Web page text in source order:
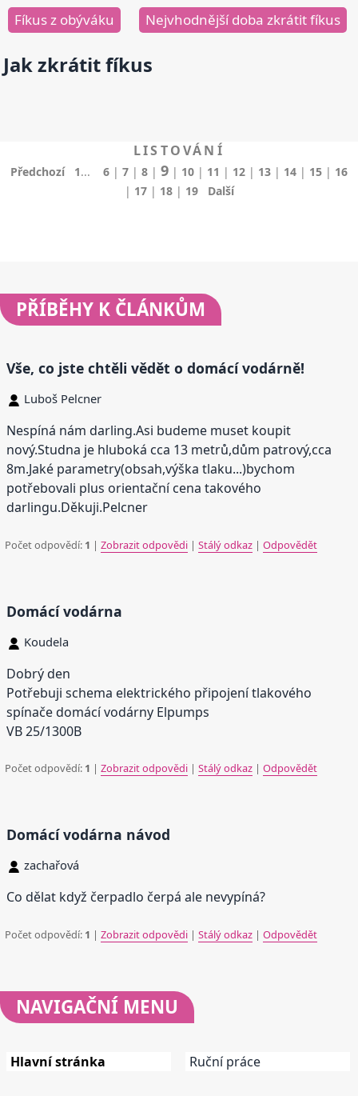
Fíkus z obýváku Nejvhodnější doba zkrátit fíkus
Jak zkrátit fíkus
LISTOVÁNÍ
Předchozí 1... 6 | 7 | 8 | 9 | 10 | 11 | 12 | 13 | 14 | 15 | 16
| 17| 18| 19 Další
PŘÍBĚHY K ČLÁNKŮM
Vše, co jste chtěli vědět o domácí vodárně!
Luboš Pelcner
Nespíná nám darling.Asi budeme muset koupit
nový.Studna je hluboká cca 13 metrů,dům patrový,cca
8m.Jaké parametry(obsah,výška tlaku...)bychom
potřebovali plus orientační cena takového
darlingu.Děkuji.Pelcner
Počet odpovědí: 1 |Zobrazit odpovědi |Stálý odkaz |Odpovědět
Domácí vodárna
Koudela
Dobrý den
Potřebuji schema elektrického připojení tlakového
spínače domácí vodárny Elpumps
VB 25/1300B
Počet odpovědí: 1 |Zobrazit odpovědi |Stálý odkaz |Odpovědět
Domácí vodárna návod
zachařová
Co dělat když čerpadlo čerpá ale nevypíná?
Počet odpovědí: 1 |Zobrazit odpovědi |Stálý odkaz |Odpovědět
NAVIGAČNÍ MENU
Hlavní stránka Ruční práce